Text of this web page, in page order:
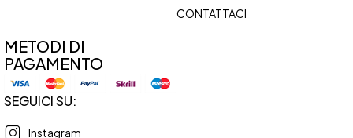
CONTATTACI
METODI DI
PAGAMENTO
SEGUICI SU:
Instagram